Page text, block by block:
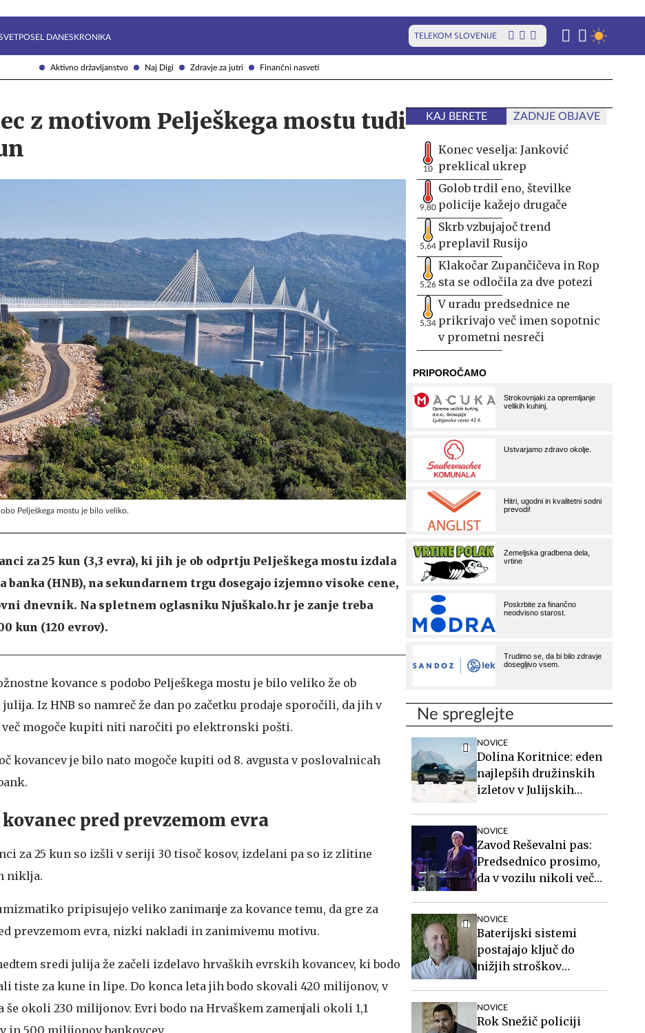
Aktivno državljanstvo Naj Digi Zdravje za jutri Finančni nasveti
POSEL DANESKRONIKA TELEKOM SLOVENIJE
z motivom Pelješkega mostu tudi
Pelješkega mostu je bilo veliko.
za 25 kun (3,3 evra), ki jih je ob odprtju Pelješkega mostu izdala
banka (HNB), na sekundarnem trgu dosegajo izjemno visoke cene,
dnevnik. Na spletnem oglasniku Njuškalo.hr je zanje treba
kun (120 evrov).
kovance s podobo Pelješkega mostu je bilo veliko že ob
Iz HNB so namreč že dan po začetku prodaje sporočili, da jih v
mogoče kupiti niti naročiti po elektronski pošti.
kovancev je bilo nato mogoče kupiti od 8. avgusta v poslovalnicah
pred prevzemom evra
za 25 kun so izšli v seriji 30 tisoč kosov, izdelani pa so iz zlitine
niklja.
pripisujejo veliko zanimanje za kovance temu, da gre za
prevzemom evra, nizki nakladi in zanimivemu motivu.
sredi julija že začeli izdelavo hrvaških evrskih kovancev, ki bodo
tiste za kune in lipe. Do konca leta jih bodo skovali 420 milijonov, v
še okoli 230 milijonov. Evri bodo na Hrvaškem zamenjali okoli 1,1
in 500 milijonov bankovcev.
KAJ BERETE ZADNJE OBJAVE
10
Konec veselja: Janković
preklical ukrep
9,80
Golob trdil eno, številke
policije kažejo drugače
5,64
Skrb vzbujajoč trend
preplavil Rusijo
5,26
Klakočar Zupančičeva in Rop
sta se odločila za dve potezi
5,34
V uradu predsednice ne
prikrivajo več imen sopotnic
v prometni nesreči
Ne spreglejte
NOVICE
Dolina Koritnice: eden
najlepših družinskih
izletov v Julijskih
NOVICE
Zavod Reševalni pas:
Predsednico prosimo,
da v vozilu nikoli več
NOVICE
Baterijski sistemi
postajajo ključ do
nižjih stroškov
NOVICE
Rok Snežič policiji